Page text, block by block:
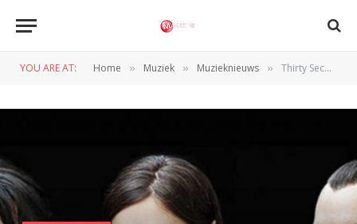
YOU ARE AT: Home » Muziek » Muzieknieuws » Thirty Seconds to Mars naar Ziggo Dome